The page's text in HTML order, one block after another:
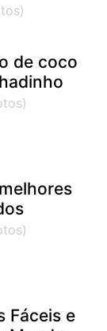
de coco
Fáceis e